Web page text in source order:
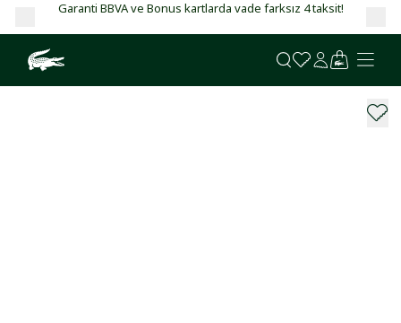
Garanti BBVA ve Bonus kartlarda vade farksız 4 taksit!